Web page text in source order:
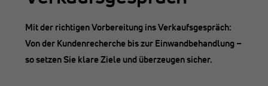
Mit der richtigen Vorbereitung ins Verkaufsgespräch:
Von der Kundenrecherche bis zur Einwandbehandlung –
so setzen Sie klare Ziele und überzeugen sicher.